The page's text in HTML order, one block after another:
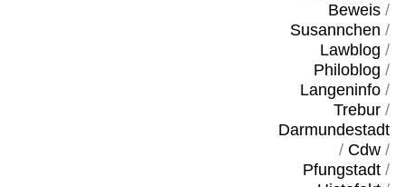
Beweis/
Susannchen /
Lawblog /
Philoblog /
Langeninfo/
Trebur/
Darmundestadt
/ Cdw/
Pfungstadt/